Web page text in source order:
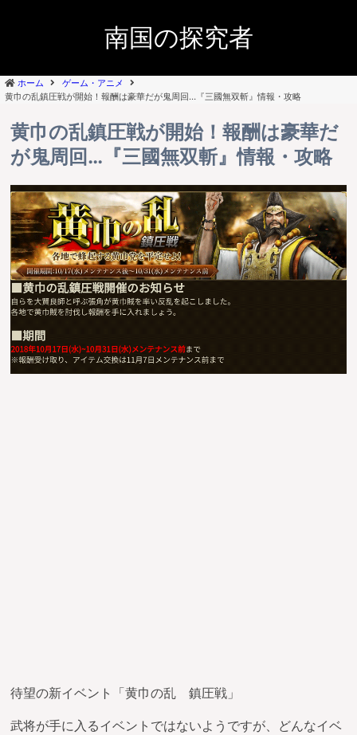
南国の探究者
ホーム
ゲーム・アニメ
黄巾の乱鎮圧戦が開始！報酬は豪華だが鬼周回…『三國無双斬』情報・攻略
黄巾の乱鎮圧戦が開始！報酬は豪華だ
が鬼周回…『三國無双斬』情報・攻略
待望の新イベント「黄巾の乱 鎮圧戦」
武将が手に入るイベントではないようですが、どんなイベ